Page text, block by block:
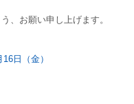
、お願い申し上げます。
日（金）